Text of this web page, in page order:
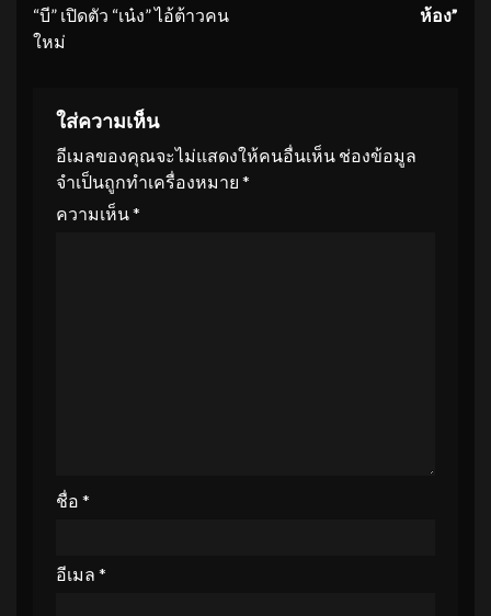
“บี” เปิดตัว “เน๋ง” ไอ้ต้าวคน
ใหม่
ห้อง”
ใส่ความเห็น
อีเมลของคุณจะไม่แสดงให้คนอื่นเห็น ช่องข้อมูล
จำเป็นถูกทำเครื่องหมาย *
ความเห็น*
ชื่อ *
อีเมล *